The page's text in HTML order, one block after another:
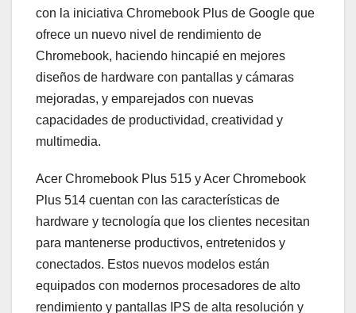
con la iniciativa Chromebook Plus de Google que
ofrece un nuevo nivel de rendimiento de
Chromebook, haciendo hincapié en mejores
diseños de hardware con pantallas y cámaras
mejoradas, y emparejados con nuevas
capacidades de productividad, creatividad y
multimedia.
Acer Chromebook Plus 515 y Acer Chromebook
Plus 514 cuentan con las características de
hardware y tecnología que los clientes necesitan
para mantenerse productivos, entretenidos y
conectados. Estos nuevos modelos están
equipados con modernos procesadores de alto
rendimiento y pantallas IPS de alta resolución y